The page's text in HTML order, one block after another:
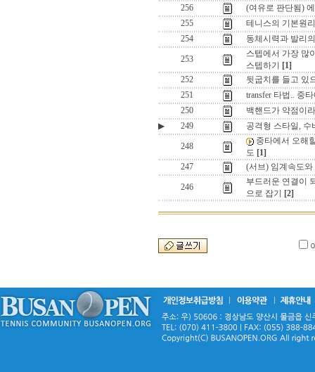
256
(여유로 판단됨)
255
테니스의 기본원
254
동체시력과 발리
253
스텝에서 가장 많
스텝하기
[1]
252
뒷굽치를 들고 있
251
transfer 타법.. 중
250
백핸드가 약점이
▶
249 공격형 스타일,
248
중타에서 오해
도 [1]
247
(서브) 임계속도
246
부드러운 연결이
으로 잡기
[2]